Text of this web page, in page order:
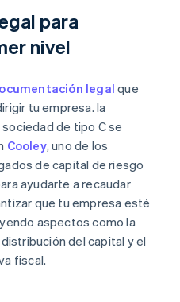
para
nivel
legalque
tu empresa. la
de tipo C se
Cooley, uno de los
de capital de riesgo
ayudarte a recaudar
que tu empresa esté
aspectos como la
del capital y el
fiscal.